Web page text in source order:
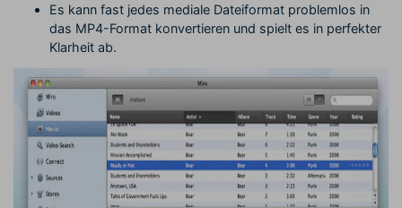
Es kann fast jedes mediale Dateiformat problemlos in
das MP4-Format konvertieren und spielt es in perfekter
Klarheit ab.